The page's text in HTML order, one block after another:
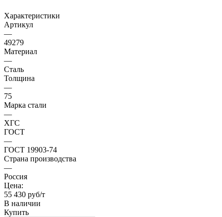
Характеристики
Артикул
—
49279
Материал
—
Сталь
Толщина
—
75
Марка стали
—
ХГС
ГОСТ
—
ГОСТ 19903-74
Страна производства
—
Россия
Цена:
55 430 руб/т
В наличии
Купить